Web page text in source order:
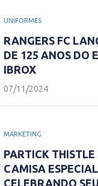
UNIFORMES
RANGERS FC
DE 125 ANOS DO
IBROX
07/11/2024
MARKETING
PARTICK
CAMISA
CELEBRANDO